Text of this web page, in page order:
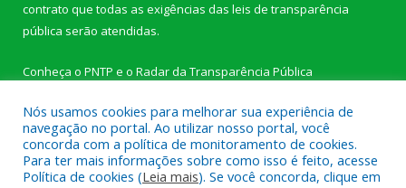
contrato que todas as exigências das leis de transparência
pública serão atendidas.
Conheça o PNTP e o Radar da Transparência Pública
Todos os direitos reservados a Câmara Municipal de Novo
Progresso.
Nós usamos cookies para melhorar sua experiência de
navegação no portal. Ao utilizar nosso portal, você
concorda com a política de monitoramento de cookies.
Para ter mais informações sobre como isso é feito, acesse
Política de cookies (Leia mais). Se você concorda, clique em